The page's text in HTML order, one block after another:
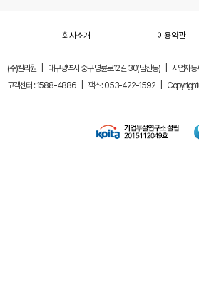
회사소개 이용약관
(주)칼라원| 대구광역시 중구 명륜로12길 30(남산동)| 사업자
고객센터 : 1588-4886| 팩스 : 053-422-1592|